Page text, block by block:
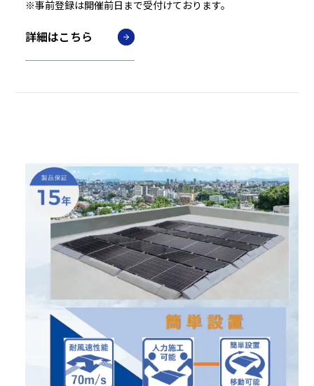
※事前登録は開催前日まで受付けております。
詳細はこちら